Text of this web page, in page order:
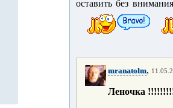
оставить без
mranatolm,
Леночка